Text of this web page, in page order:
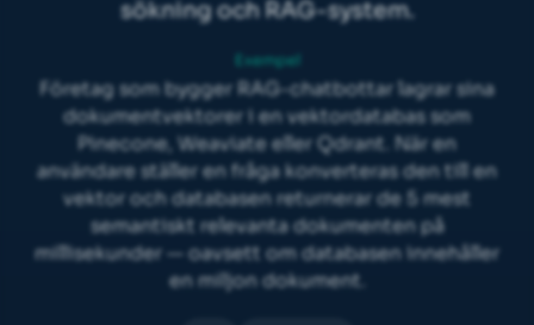
sökning och RAG-system.
Exempel
Företag som bygger RAG-chatbottar lagrar sina
dokumentvektorer i en vektordatabas som
Pinecone, Weaviate eller Qdrant. När en
användare ställer en fråga konverteras den till en
vektor och databasen returnerar de 5 mest
semantiskt relevanta dokumenten på
millisekunder — oavsett om databasen innehåller
en miljon dokument.